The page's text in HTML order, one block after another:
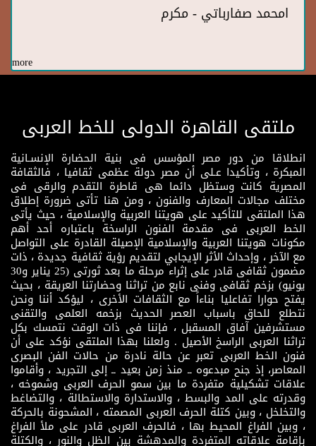
امحمد صفارباتي - مكرم
more
ملتقى القاهرة الدولى للخط العربى
انطلاقا من دور مصر المؤسس فى بنية الحضارة الإنسـانية
المبكرة ، وتأكيدا عـلى أن مصر دولة عظمى ثقافيا ، فالثقافة
المصرية كانت وستظل دائما هى قاطرة التقدم والرقى فى
مختلف مجالات المعارف والفنون ، ومن هنا تأتى ضرورة إطلاق
هذا الملتقى للتأكيد على هويتنا العربية والإسلامية ، حيث يأتى
الخط العربى فى مقدمة الفنون الراسخة باعتباره أحد أهم
مكونات هويتنا العربية والإسلامية الإصيلة القادرة على التواصل
مع الآخر ، وإحداث الأثر الإيجابي لتقديم رؤية ثقافية جديدة ، ذات
مضمون ثقافى قادر على إثراء مرحلة ما بعد ثورتى (25 يناير و30
يونيو) بزخم ثقافى وفنى نابع من تراثنا وحضارتنا العريقة ، بحيث
يفتح حوارا تفاعليا بناءاً مع الثقافات الأخرى ، ليؤكد أننا ونحن
نتطلع للحاق باسباب العصر الحديث بزخمه العلمى والتقنى
مستشرفين آفاق المسقبل ، فإننا فى ذات الوقت نتمسك بكل
تراثنا العربى الراسخ الأصيل . ولعلنا بهذا الملتقى نؤكد على أن
فنون الخط العربى تعبر عن حالة نادرة من حالات الفن البصرى
المعاصر، إذ جنح مبدعوه ــ منذ زمن بعيد ــ إلى التجريد ، وأقاموا
علاقات تشكيلية متفردة ما بين سمو الحرف العربى وشموخه ،
وقدرته على المد والبسط ، والاستدارة والاستطالة ، والتضاغط
والتخلخل ، وبين كتلة الحرف العربى المصمته ، المشحونة بالحركة
، وبين الفراغ المحيط بها ، فالحرف العربى قادر على ملأ الفراغ
بإقامة علاقاته المتفردة والمدهشة بين الظل والنور ، والكتلة